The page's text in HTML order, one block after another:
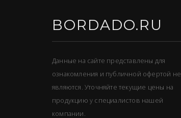
BORDADO.RU
Данные на сайте представлены для
ознакомления и публичной офертой не
являются. Уточняйте текущие цены на
продукцию у специалистов нашей
компании.